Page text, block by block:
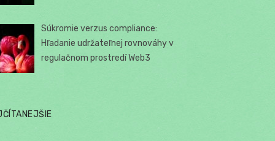
Súkromie verzus compliance:
Hľadanie udržateľnej rovnováhy v
regulačnom prostredí Web3